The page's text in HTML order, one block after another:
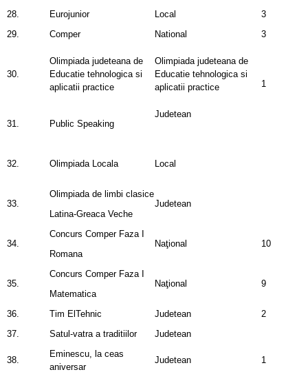
28.
Eurojunior Local
3
29.
Comper National 3
30.
Olimpiada judeteana de
Educatie tehnologica si
aplicatii practice
Olimpiada judeteana de
Educatie tehnologica si
aplicatii practice
1
31. Public Speaking
Judetean
32. Olimpiada Locala Local
33.
Olimpiada de limbi clasice
Latina-Greaca Veche
Judetean
34.
Concurs Comper Faza I
Romana
Naţional 10
35.
Concurs Comper Faza I
Matematica
Naţional 9
36. Tim ElTehnic Judetean
2
37.
Satul-vatra a traditiilor Judetean
38.
Eminescu, la ceas
aniversar
Judetean 1